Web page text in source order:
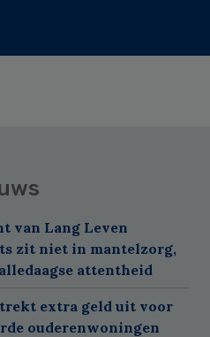
van Lang Leven
zit niet in mantelzorg,
attentheid
extra geld uit voor
ouderenwoningen